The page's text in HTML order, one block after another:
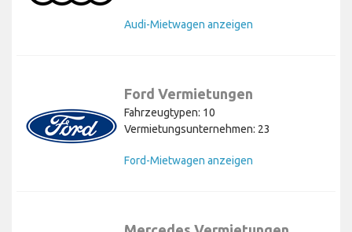
Audi-Mietwagen anzeigen
Ford Vermietungen
Fahrzeugtypen: 10
Vermietungsunternehmen: 23
Ford-Mietwagen anzeigen